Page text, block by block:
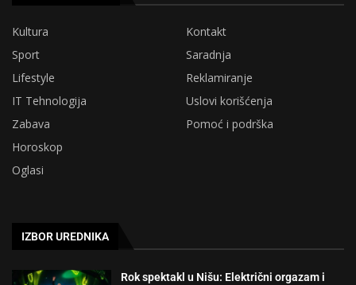
Kultura
Kontakt
Sport
Saradnja
Lifestyle
Reklamiranje
IT Tehnologija
Uslovi korišćenja
Zabava
Pomoć i podrška
Horoskop
Oglasi
IZBOR UREDNIKA
Rok spektakl u Nišu: Električni orgazam i